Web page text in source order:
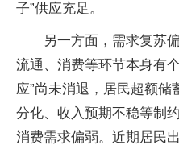
子”供应充足。
另一方面，需求复苏
流通、消费等环节本身有
应”尚未消退，居民超额
分化、收入预期不稳等制
消费需求偏弱。近期居民